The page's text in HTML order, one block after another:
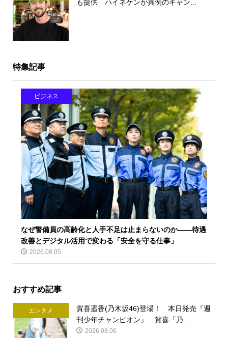
も提供 ハイネケンが異例のキャン...
特集記事
ビジネス
なぜ警備員の高齢化と人手不足は止まらないのか――待遇
改善とデジタル活用で変わる「安全を守る仕事」
2026.08.05
おすすめ記事
エンタメ
賀喜遥香(乃木坂46)登場！ 本日発売『週
刊少年チャンピオン』 賀喜「乃...
2026.08.06